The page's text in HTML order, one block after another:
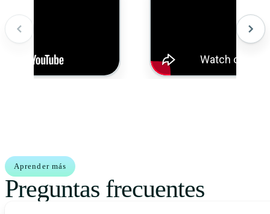
Aprender más
Preguntas frecuentes